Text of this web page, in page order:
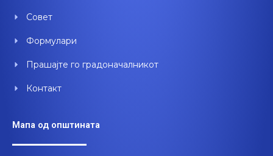
Совет
Формулари
Прашајте го градоначалникот
Контакт
Мапа од општината